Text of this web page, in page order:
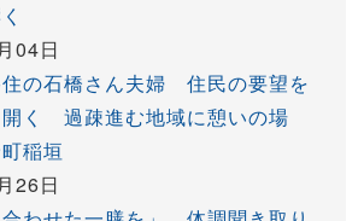
04日
の石橋さん夫婦 住民の要望を
開く 過疎進む地域に憩いの場
稲垣
26日